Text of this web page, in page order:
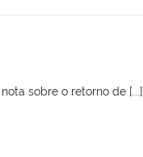
sobre o retorno de [...]